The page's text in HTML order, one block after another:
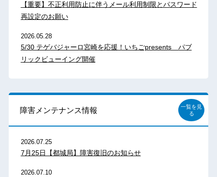
【重要】不正利用防止に伴うメール利用制限とパスワード
再設定のお願い
2026.05.28
5/30 テゲバジャーロ宮崎を応援！いちごpresents パブ
リックビューイング開催
障害メンテナンス情報
一覧を見
る
2026.07.25
7月25日【都城局】障害復旧のお知らせ
2026.07.10